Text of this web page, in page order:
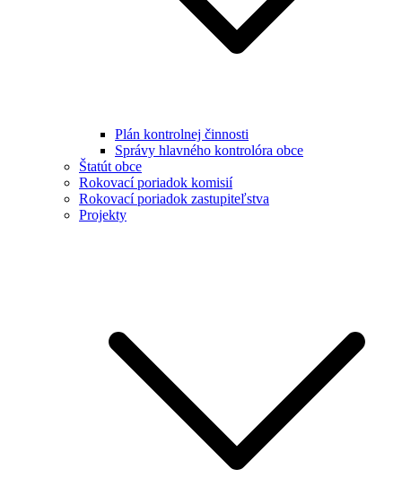
Plán kontrolnej činnosti
Správy hlavného kontrolóra obce
Štatút obce
Rokovací poriadok komisií
Rokovací poriadok zastupiteľstva
Projekty